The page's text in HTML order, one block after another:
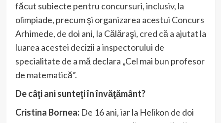
făcut subiecte pentru concursuri, inclusiv, la
olimpiade, precum şi organizarea acestui Concurs
Arhimede, de doi ani, la Călăraşi, cred că a ajutat la
luarea acestei decizii a inspectorului de
specialitate de a mă declara „Cel mai bun profesor
de matematică”.
De câţi ani sunteţi în învăţământ?
Cristina Bornea: De 16 ani, iar la Helikon de doi